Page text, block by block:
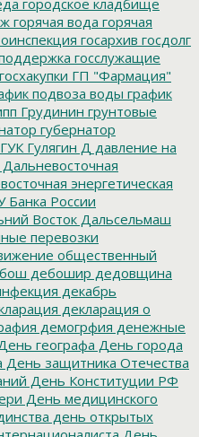
горячая вода горячая
госархив госдолг
госслужащие
госхакупки ГП "Фармация"
подвоза воды график
Грудинин грунтовые
губернатор
ГУК Гулягин Д давление на
Дальневосточная
энергетическая
Банка России
Восток Дальсельмаш
перевозки
общественный
дебошир дедовщина
декабрь
декларация о
демогрфия денежные
географа День города
День защитника Отечества
День Конституции РФ
День медицинского
день открытых